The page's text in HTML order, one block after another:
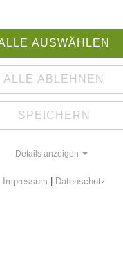
AUSWÄHLEN
ALLE ABLEHNEN
SPEICHERN
Details anzeigen
Impressum Datenschutz